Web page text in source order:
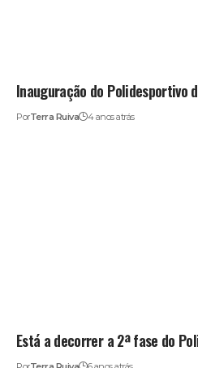
Inauguração do Polidesportivo
PorTerra Ruiva 4 anos atrás
Está a decorrer a 2ª fase do